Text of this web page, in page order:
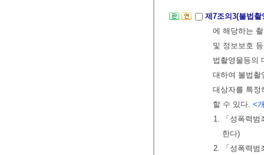
제7조의3(불법
에 해당하는
및 정보보호
법촬영물등의
대하여 불법촬
대상자를 특정
할 수 있다. <
1. 「성폭력범
한다)
2. 「성폭력범